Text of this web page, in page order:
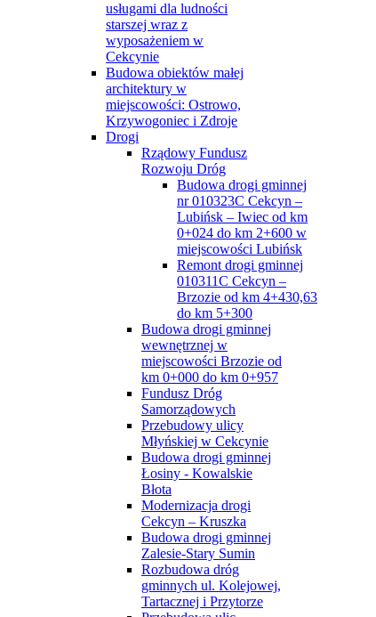
usługami dla ludności
starszej wraz z
wyposażeniem w
Cekcynie
Budowa obiektów małej
architektury w
miejscowości: Ostrowo,
Krzywogoniec i Zdroje
Drogi
Rządowy Fundusz
Rozwoju Dróg
Budowa drogi gminnej
nr 010323C Cekcyn –
Lubińsk – Iwiec od km
0+024 do km 2+600 w
miejscowości Lubińsk
Remont drogi gminnej
010311C Cekcyn –
Brzozie od km 4+430,63
do km 5+300
Budowa drogi gminnej
wewnętrznej w
miejscowości Brzozie od
km 0+000 do km 0+957
Fundusz Dróg
Samorządowych
Przebudowy ulicy
Młyńskiej w Cekcynie
Budowa drogi gminnej
Łosiny - Kowalskie
Błota
Modernizacja drogi
Cekcyn – Kruszka
Budowa drogi gminnej
Zalesie-Stary Sumin
Rozbudowa dróg
gminnych ul. Kolejowej,
Tartacznej i Przytorze